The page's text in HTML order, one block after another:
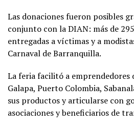
Las donaciones fueron posibles
conjunto con la DIAN: más de
entregadas a víctimas y a
Carnaval de Barranquilla.
La feria facilitó a emprendedores
Galapa, Puerto Colombia,
sus productos y articularse con
asociaciones y beneficiarios de